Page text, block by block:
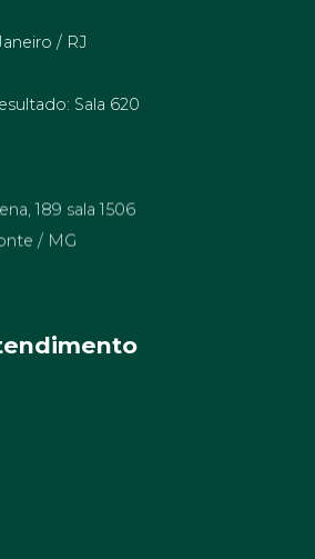
/ RJ
Sala 620
189 sala 1506
/ MG